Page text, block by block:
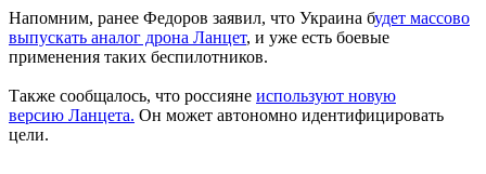
Напомним, ранее Федоров заявил, что Украина будет массово
выпускать аналог дрона Ланцет, и уже есть боевые
применения таких беспилотников.
Также сообщалось, что россияне используют новую
версию Ланцета. Он может автономно идентифицировать
цели.